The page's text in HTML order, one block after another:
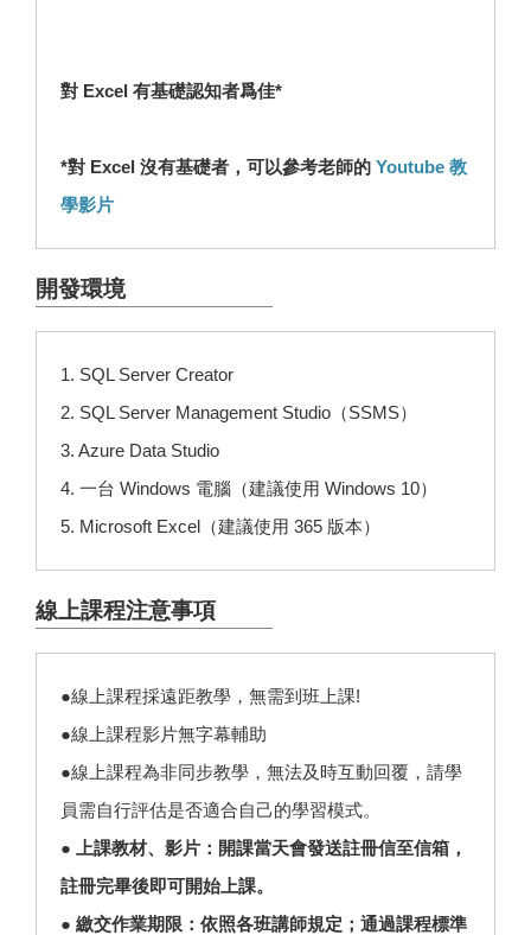
對 Excel 有基礎認知者爲佳*
*對 Excel 沒有基礎者，可以參考老師的 Youtube 教
學影片
開發環境
1. SQL Server Creator
2. SQL Server Management Studio（SSMS）
3. Azure Data Studio
4. 一台 Windows 電腦（建議使用 Windows 10）
5. Microsoft Excel（建議使用 365 版本）
線上課程注意事項
●線上課程採遠距教學，無需到班上課!
●線上課程影片無字幕輔助
●線上課程為非同步教學，無法及時互動回覆，請學
員需自行評估是否適合自己的學習模式。
● 上課教材、影片：開課當天會發送註冊信至信箱，
註冊完畢後即可開始上課。
● 繳交作業期限：依照各班講師規定；通過課程標準